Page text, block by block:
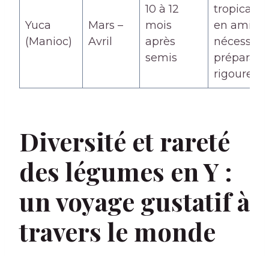
Yuca
(Manioc)
Mars –
Avril
10 à 12
mois
après
semis
tropical
en
nécessite
Diversité et rareté
des légumes en Y :
un voyage gustatif à
travers le monde